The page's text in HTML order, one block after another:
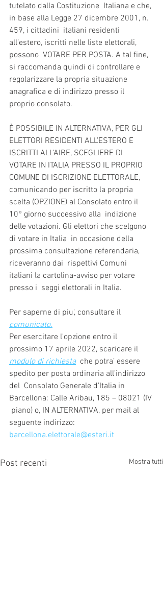
tutelato dalla Costituzione  Italiana e che,
in base alla Legge 27 dicembre 2001, n.
459, i cittadini  italiani residenti
all’estero, iscritti nelle liste elettorali,
possono  VOTARE PER POSTA. A tal fine,
si raccomanda quindi di controllare e
regolarizzare la propria situazione
anagrafica e di indirizzo presso il
proprio consolato.
È POSSIBILE IN ALTERNATIVA, PER GLI
ELETTORI RESIDENTI ALL’ESTERO E
ISCRITTI ALL’AIRE, SCEGLIERE DI
VOTARE IN ITALIA PRESSO IL PROPRIO
COMUNE DI ISCRIZIONE ELETTORALE,
comunicando per iscritto la propria
scelta (OPZIONE) al Consolato entro il
10° giorno successivo alla  indizione
delle votazioni. Gli elettori che scelgono
di votare in Italia  in occasione della
prossima consultazione referendaria,
riceveranno dai  rispettivi Comuni
italiani la cartolina-avviso per votare
presso i  seggi elettorali in Italia.
Per saperne di piu', consultare il
comunicato.
Per esercitare l'opzione entro il
prossimo 17 aprile 2022, scaricare il
modulo di richiesta
  che potra’ essere
spedito per posta ordinaria all’indirizzo
del  Consolato Generale d’Italia in
Barcellona: Calle Aribau, 185 – 08021 (IV
piano) o, IN ALTERNATIVA, per mail al
seguente indirizzo:
barcellona.elettorale@esteri.it
Post recenti Mostra tutti